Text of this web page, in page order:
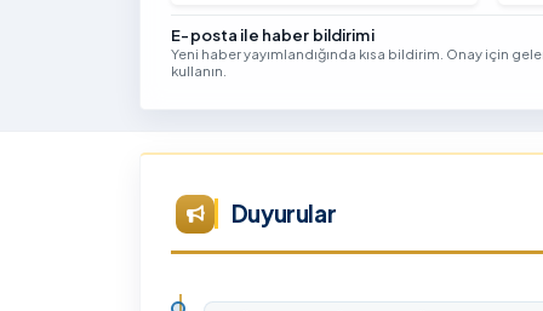
güçlendirmek amacıyla
stratejik bir protokole imza
E-posta ile haber bildirimi
Yeni haber yayımlandığında kısa bildirim. Onay için
kullanın.
Duyurular